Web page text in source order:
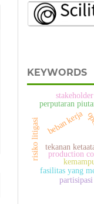
KEYWORDS
production
fasilitas yang
perputaran
stakeholder
tekanan
beban kerja
risiko litigasi